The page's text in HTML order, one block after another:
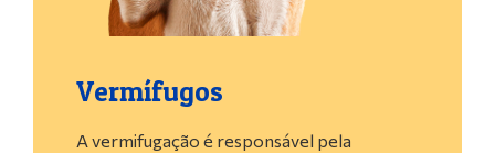
Vermífugos
A vermifugação é responsável pela